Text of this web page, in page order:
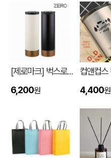
[제로마크] 벅스로얄텀블러 500ml
6,200원
4,400원